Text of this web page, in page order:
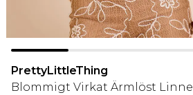
PrettyLittleThing
Blommigt Virkat Ärmlöst Linne